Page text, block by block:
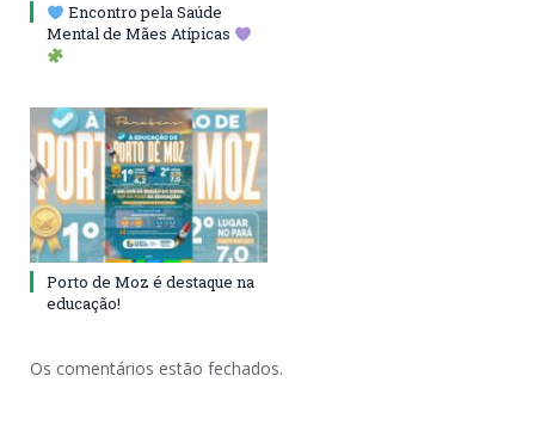
Encontro pela Saúde
Mental de Mães Atípicas
Porto de Moz é destaque na
educação!
Os comentários estão fechados.